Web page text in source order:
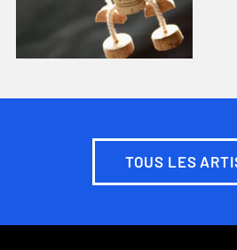
TOUS LES